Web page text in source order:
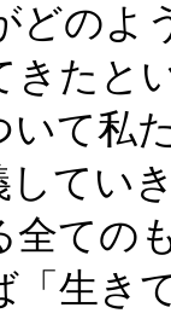
どのよ
きたと
いて私
してい
全ての
「生き